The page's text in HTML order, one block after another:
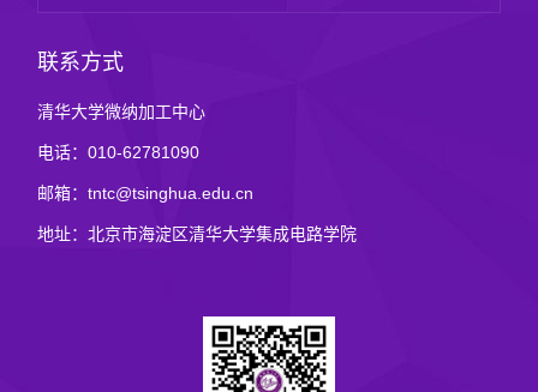
联系方式
清华大学微纳加工中心
电话：010-62781090
邮箱：tntc@tsinghua.edu.cn
地址：北京市海淀区清华大学集成电路学院